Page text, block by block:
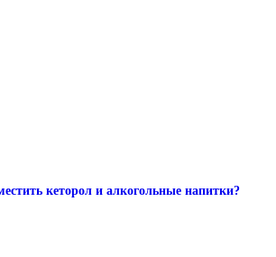
кеторол и алкогольные напитки?